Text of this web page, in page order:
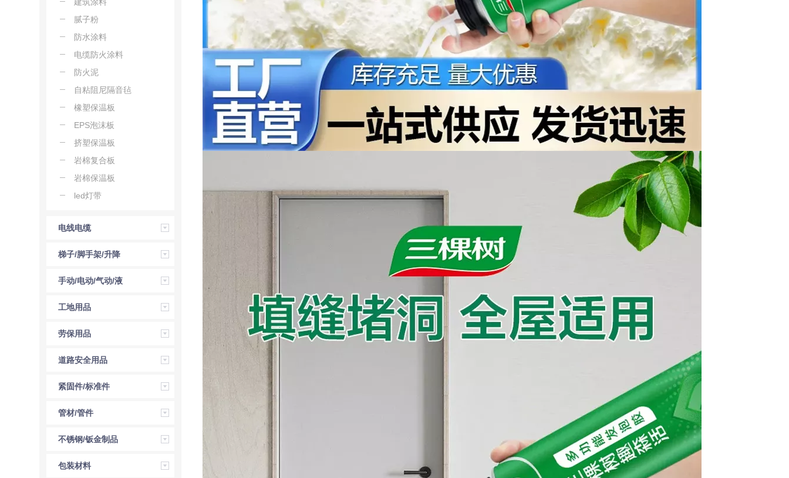
腻子粉
防水涂料
电缆防火涂料
防火泥
自粘阻尼隔音毡
橡塑保温板
EPS泡沫板
挤塑保温板
岩棉复合板
岩棉保温板
led灯带
电线电缆
梯子/脚手架/升降
机
手动/电动/气动/液
压工具
工地用品
劳保用品
道路安全用品
紧固件/标准件
管材/管件
不锈钢/钣金制品
包装材料